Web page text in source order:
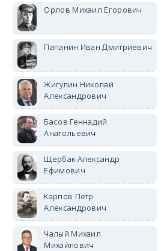
Орлов Михаил Егорович
Папанин Иван Дмитриевич
Жигулин Николай
Александрович
Басов Геннадий
Анатольевич
Щербак Александр
Ефимович
Карпов Петр
Александрович
Чалый Михаил
Михайлович